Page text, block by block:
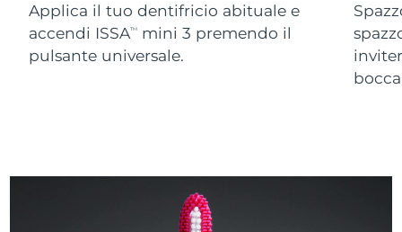
Applica il tuo dentifricio abituale e
accendi ISSATM
mini 3 premendo il
pulsante universale.